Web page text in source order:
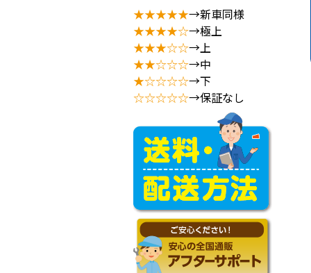
★★★★★→新車同様
★★★★☆→極上
★★★☆☆→上
★★☆☆☆→中
★☆☆☆☆→下
☆☆☆☆☆→保証なし